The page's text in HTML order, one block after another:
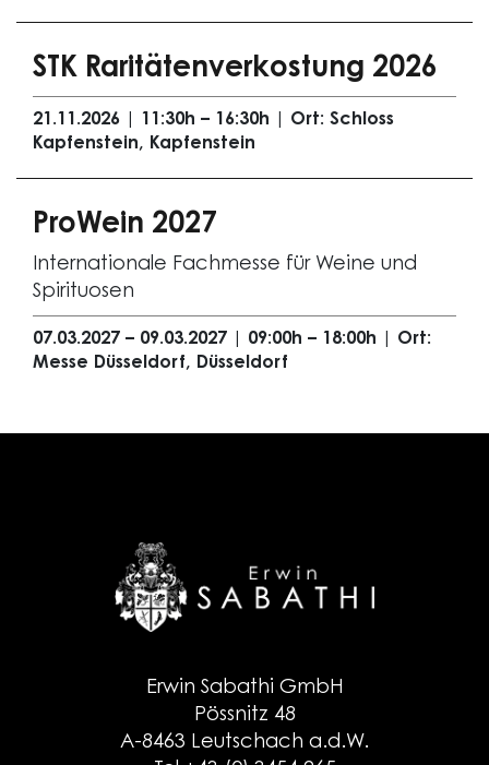
STK Raritätenverkostung 2026
21.11.2026 | 11:30h – 16:30h | Ort: Schloss
Kapfenstein, Kapfenstein
ProWein 2027
Internationale Fachmesse für Weine und
Spirituosen
07.03.2027 – 09.03.2027 | 09:00h – 18:00h | Ort:
Messe Düsseldorf, Düsseldorf
Erwin Sabathi GmbH
Pössnitz 48
A-8463 Leutschach a.d.W.